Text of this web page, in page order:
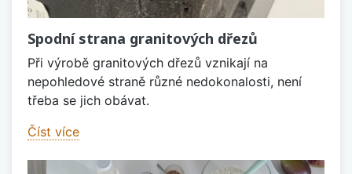
Spodní strana granitových dřezů
Při výrobě granitových dřezů vznikají na
nepohledové straně různé nedokonalosti, není
třeba se jich obávat.
Číst více